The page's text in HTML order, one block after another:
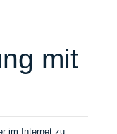
mit
im Internet zu